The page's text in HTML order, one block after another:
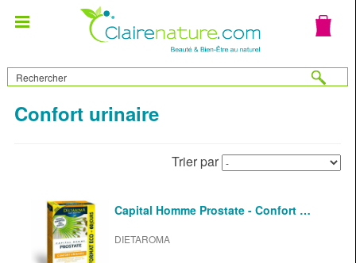
Confort urinaire
Trier par
Capital Homme Prostate - Confort …
DIETAROMA